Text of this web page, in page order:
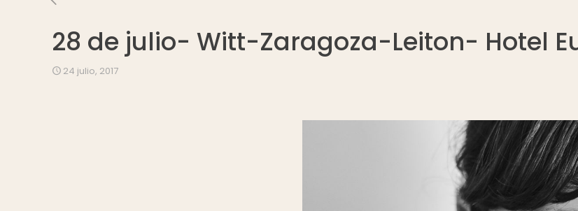
28 de julio- Witt-Zaragoza-Leiton- Hotel
24 julio, 2017